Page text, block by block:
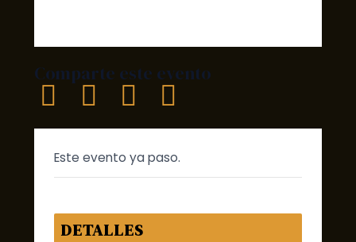
Comparte este evento
Este evento ya paso.
DETALLES